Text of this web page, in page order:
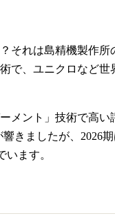
それは島精機製作
で、ユニクロなど
メント」技術で高い
きましたが、2026
ます。